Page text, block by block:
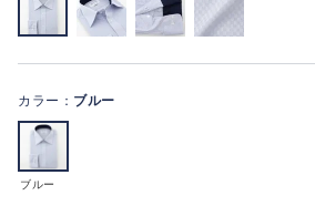
カラー： ブルー
ブルー